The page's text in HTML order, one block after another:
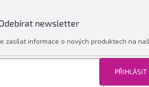
newsletter
zasílat informace o nových produktech na
PŘIHLÁSIT